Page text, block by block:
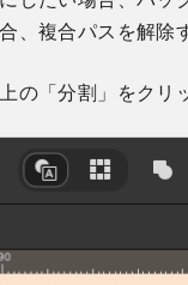
、複合パスを解除
の「分割」をクリ